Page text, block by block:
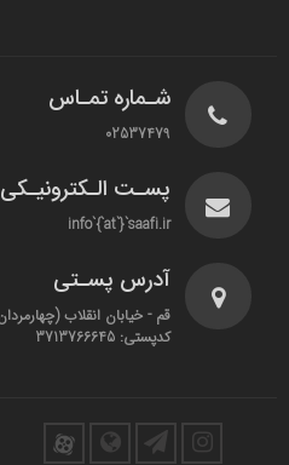
شـماره تمـاس
02537479
پسـت الـکترونیـکی
info`{`at`}`saafi.ir
آدرس پسـتی
کدپستی: 3713766645